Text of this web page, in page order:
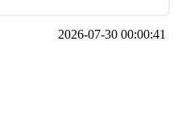
2026-07-30 00:00:41